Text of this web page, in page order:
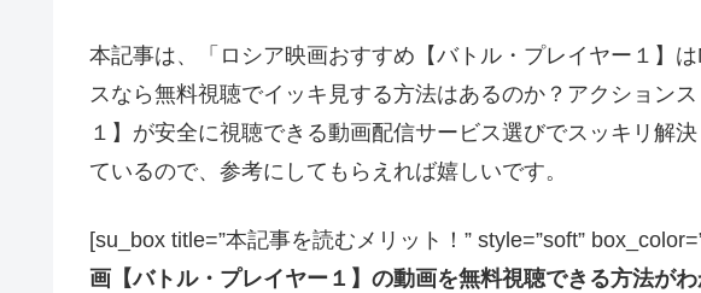
本記事は、「ロシア映画おすすめ【バトル・プレイヤー１】
スなら無料視聴でイッキ見する方法はあるのか？アクション
１】が安全に視聴できる動画配信サービス選びでスッキリ解
ているので、参考にしてもらえれば嬉しいです。
[su_box title=”本記事を読むメリット！” style=”soft”
画【バトル・プレイヤー１】の動画を無料視聴できる方法がわ